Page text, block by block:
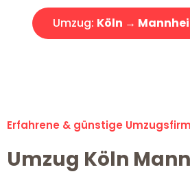
Umzug: Köln →
Erfahrene & günstige
Umzug Köln